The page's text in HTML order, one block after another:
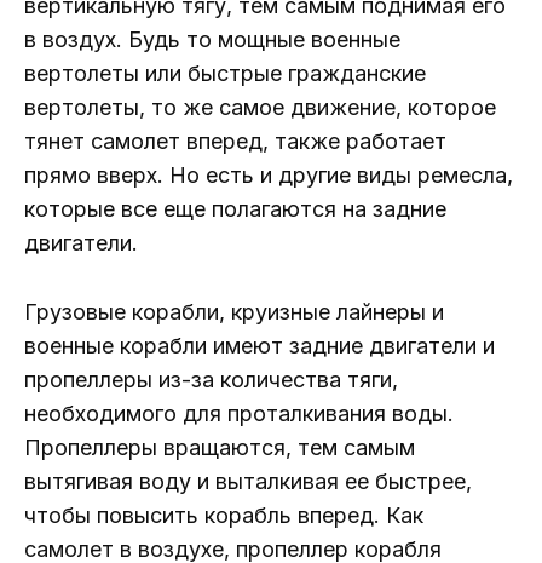
вертикальную тягу, тем самым поднимая его
в воздух. Будь то мощные военные
вертолеты или быстрые гражданские
вертолеты, то же самое движение, которое
тянет самолет вперед, также работает
прямо вверх. Но есть и другие виды ремесла,
которые все еще полагаются на задние
двигатели.
Грузовые корабли, круизные лайнеры и
военные корабли имеют задние двигатели и
пропеллеры из-за количества тяги,
необходимого для проталкивания воды.
Пропеллеры вращаются, тем самым
вытягивая воду и выталкивая ее быстрее,
чтобы повысить корабль вперед. Как
самолет в воздухе, пропеллер корабля